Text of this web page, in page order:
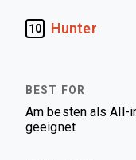
10 Hunter
Am besten als All-
geeignet